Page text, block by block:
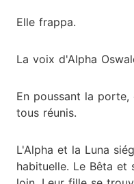
Elle frappa.
La voix d'Alpha
En poussant la
tous réunis.
L'Alpha et la Luna
habituelle. Le Bêta et